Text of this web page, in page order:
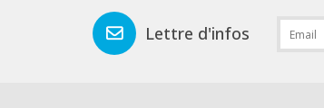
Lettre d'infos